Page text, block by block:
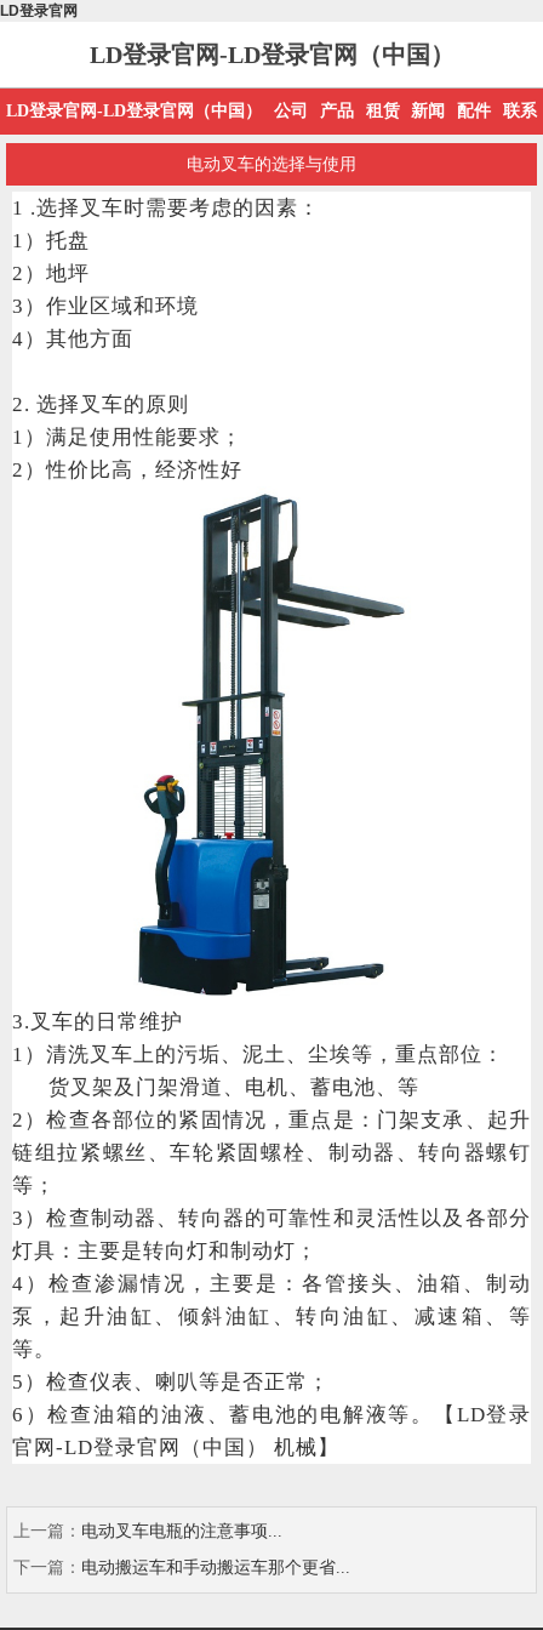
LD登录官网
LD登录官网-LD登录官网（中国）
LD登录官网-LD登录官网（中国） 公司 产品 租赁 新闻 配件 联系
电动叉车的选择与使用
1 .选择叉车时需要考虑的因素：
1）托盘
2）地坪
3）作业区域和环境
4）其他方面
2. 选择叉车的原则
1）满足使用性能要求；
2）性价比高，经济性好
3.叉车的日常维护
1）清洗叉车上的污垢、泥土、尘埃等，重点部位：
货叉架及门架滑道、电机、蓄电池、等
2）检查各部位的紧固情况，重点是：门架支承、起升
链组拉紧螺丝、车轮紧固螺栓、制动器、转向器螺钉
等；
3）检查制动器、转向器的可靠性和灵活性以及各部分
灯具：主要是转向灯和制动灯；
4）检查渗漏情况，主要是：各管接头、油箱、制动
泵，起升油缸、倾斜油缸、转向油缸、减速箱、等
等。
5）检查仪表、喇叭等是否正常；
6）检查油箱的油液、蓄电池的电解液等。【LD登录
官网-LD登录官网（中国） 机械】
上一篇： 电动叉车电瓶的注意事项...
下一篇： 电动搬运车和手动搬运车那个更省...